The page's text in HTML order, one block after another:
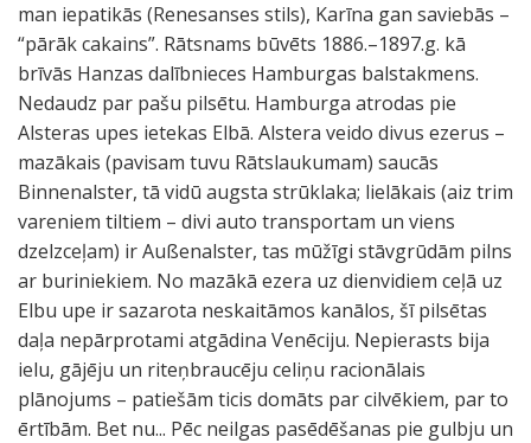
man iepatikās (Renesanses stils), Karīna gan saviebās –
“pārāk cakains”. Rātsnams būvēts 1886.–1897.g. kā
brīvās Hanzas dalībnieces Hamburgas balstakmens.
Nedaudz par pašu pilsētu. Hamburga atrodas pie
Alsteras upes ietekas Elbā. Alstera veido divus ezerus –
mazākais (pavisam tuvu Rātslaukumam) saucās
Binnenalster, tā vidū augsta strūklaka; lielākais (aiz trim
vareniem tiltiem – divi auto transportam un viens
dzelzceļam) ir Außenalster, tas mūžīgi stāvgrūdām pilns
ar buriniekiem. No mazākā ezera uz dienvidiem ceļā uz
Elbu upe ir sazarota neskaitāmos kanālos, šī pilsētas
daļa nepārprotami atgādina Venēciju. Nepierasts bija
ielu, gājēju un riteņbraucēju celiņu racionālais
plānojums – patiešām ticis domāts par cilvēkiem, par to
ērtībām. Bet nu... Pēc neilgas pasēdēšanas pie gulbju un